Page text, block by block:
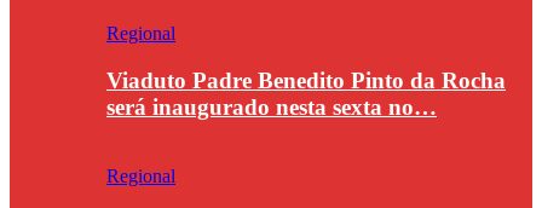
Regional
Viaduto Padre Benedito Pinto da Rocha
será inaugurado nesta sexta no…
Regional